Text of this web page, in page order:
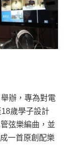
辦，專為對電
歲學子設計
弦樂編曲，並
一首原創配樂